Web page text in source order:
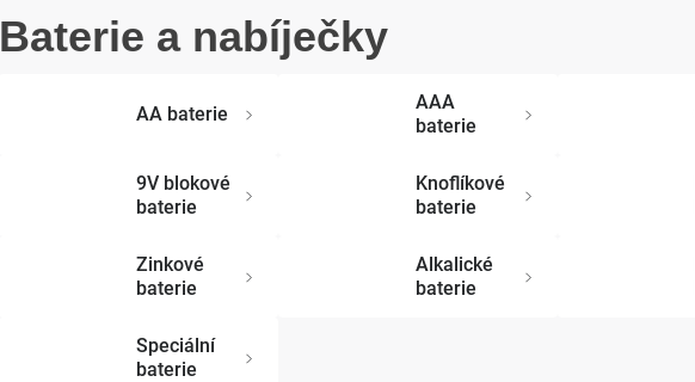
Baterie a nabíječky
AA baterie
AAA
baterie
9V blokové
baterie
Knoflíkové
baterie
Zinkové
baterie
Alkalické
baterie
Speciální
baterie